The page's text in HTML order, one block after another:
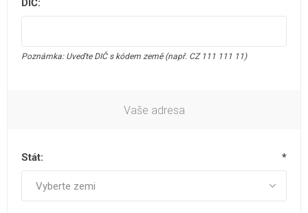
DIČ:
Poznámka: Uveďte DIČ s kódem země (např. CZ 111 111 11)
Vaše adresa
Stát: *